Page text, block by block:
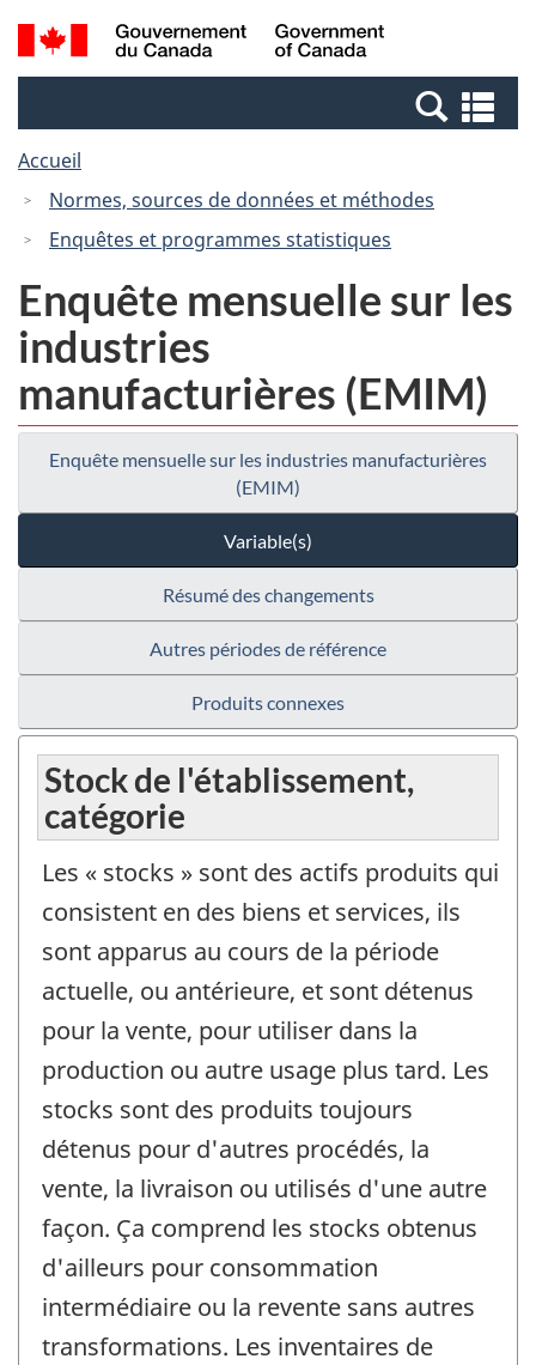
Passer
au
Passer
à
Canada
Recherche
et
et
Accueil
Normes, sources de données et méthodes
Enquêtes et programmes statistiques
Enquête mensuelle sur les
industries
manufacturières (EMIM)
Enquête mensuelle sur les industries manufacturières
(EMIM)
Variable(s)
Résumé des changements
Autres périodes de référence
Produits connexes
Stock de l'établissement,
catégorie
Les « stocks » sont des actifs produits qui
consistent en des biens et services, ils
sont apparus au cours de la période
actuelle, ou antérieure, et sont détenus
pour la vente, pour utiliser dans la
production ou autre usage plus tard. Les
stocks sont des produits toujours
détenus pour d'autres procédés, la
vente, la livraison ou utilisés d'une autre
façon. Ça comprend les stocks obtenus
d'ailleurs pour consommation
intermédiaire ou la revente sans autres
transformations. Les inventaires de